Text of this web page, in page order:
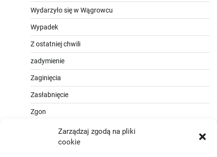
Zarządzaj zgodą na pliki
cookie
Wydarzyło się w Wągrowcu
Wypadek
Z ostatniej chwili
zadymienie
Zaginięcia
Zasłabnięcie
Zgon